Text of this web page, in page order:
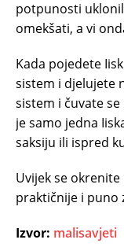
potpunosti
omekšati, a vi
Kada pojedete
sistem i djelujete
sistem i čuvate
je samo jedna
saksiju ili ispred
Uvijek se
praktičnije i puno
Izvor: malisavjeti